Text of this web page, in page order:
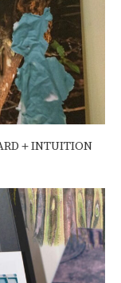
＋INTUITION